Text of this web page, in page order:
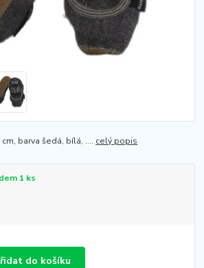
barva šedá, bílá, .... celý popis
1 ks
do košíku